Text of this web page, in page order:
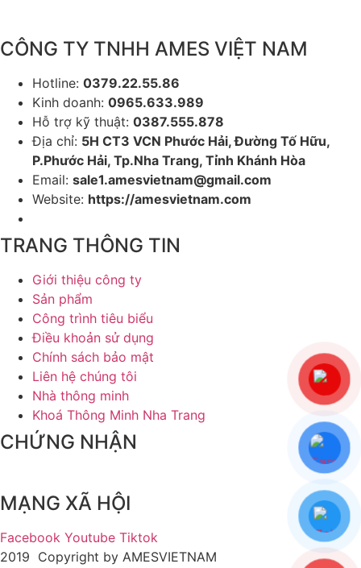
CÔNG TY TNHH AMES VIỆT NAM
Hotline: 0379.22.55.86
Kinh doanh: 0965.633.989
Hỗ trợ kỹ thuật: 0387.555.878
Địa chỉ: 5H CT3 VCN Phước Hải, Đường Tố Hữu,
P.Phước Hải, Tp.Nha Trang, Tỉnh Khánh Hòa
Email: sale1.amesvietnam@gmail.com
Website: https://amesvietnam.com
TRANG THÔNG TIN
Giới thiệu công ty
Sản phẩm
Công trình tiêu biểu
Điều khoản sử dụng
Chính sách bảo mật
Liên hệ chúng tôi
Nhà thông minh
Khoá Thông Minh Nha Trang
CHỨNG NHẬN
MẠNG XÃ HỘI
Facebook Youtube Tiktok
2019 Copyright by AMESVIETNAM